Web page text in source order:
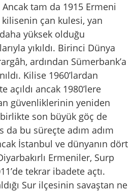
tam da 1915 Ermeni
kilisenin çan kulesi, yan
yüksek olduğu
yıkıldı. Birinci Dünya
ardından Sümerbank’a
Kilise 1960’lardan
ancak 1980’lere
güvenliklerinin yeniden
son büyük göç de
da bu süreçte adım adım
İstanbul ve dünyanın dört
Ermeniler, Surp
tekrar ibadete açtı.
Sur ilçesinin savaştan ne